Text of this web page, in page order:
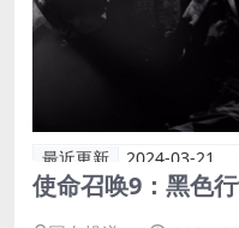
最近更新 2024-03-21
使命召唤9：黑色